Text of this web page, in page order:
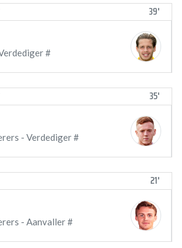
39'
#
35'
- Verdediger #
21'
- Aanvaller #